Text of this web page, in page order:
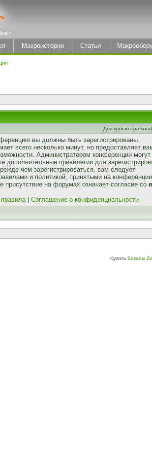
Макроистории Статьи
Для просмотра
вы должны быть зарегистрированы.
всего несколько минут, но предоставляет
Администратором конференции
дополнительные привилегии для
чем зарегистрироваться, вам следует
и политикой, принятыми на
присутствие на форумах означает согласие со
| Соглашение о конфиденциальности
Купить Бокалы